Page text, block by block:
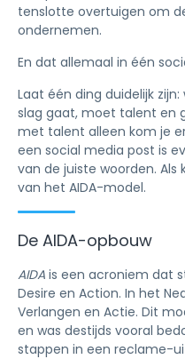
tenslotte overtuigen om
ondernemen.
En dat allemaal in één
Laat één ding duidelijk
slag gaat, moet talent en
met talent alleen kom je
een social media post is
van de juiste woorden. Als
van het AIDA-model.
De AIDA-opbouw
AIDA is een acroniem dat
Desire en Action. In het
Verlangen en Actie. Dit
en was destijds vooral
stappen in een reclame-